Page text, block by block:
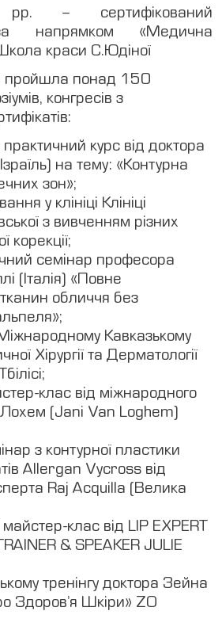
– сертифікований
напрямком «Медична
краси С.Юдіної
понад 150
конгресів з
курс від доктора
на тему: «Контурна
зон»;
у клініці Клініці
з вивченням різних
корекції;
семінар професора
(Італія) «Повне
обличчя без
Кавказькому
Хірургії та Дерматології
клас від міжнародного
(Jani Van Loghem)
з контурної пластики
Allergan Vycross від
Raj Acquilla (Велика
клас від LIP EXPERT
& SPEAKER JULIE
тренінгу доктора Зейна
Здоров’я Шкіри» ZO